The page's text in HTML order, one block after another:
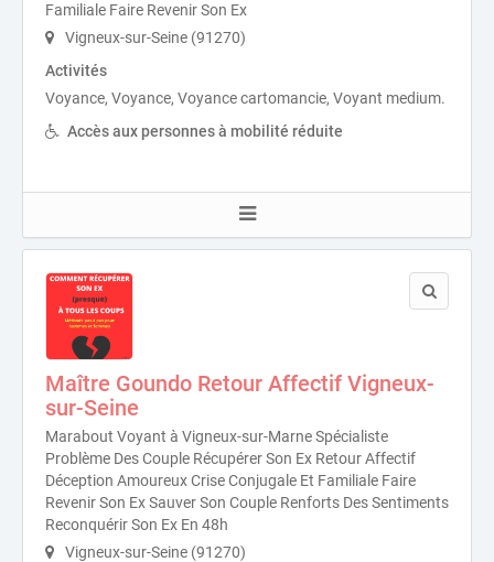
Familiale Faire Revenir Son Ex
Vigneux-sur-Seine (91270)
Activités
Voyance, Voyance, Voyance cartomancie, Voyant medium.
Accès aux personnes à mobilité réduite
Maître Goundo Retour Affectif Vigneux-
sur-Seine
Marabout Voyant à Vigneux-sur-Marne Spécialiste
Problème Des Couple Récupérer Son Ex Retour Affectif
Déception Amoureux Crise Conjugale Et Familiale Faire
Revenir Son Ex Sauver Son Couple Renforts Des Sentiments
Reconquérir Son Ex En 48h
Vigneux-sur-Seine (91270)